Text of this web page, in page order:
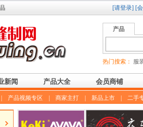
[请登录] [
产品
热门搜索： 服
新闻 产品大全 会员商铺
产品视频专区 商家主打 新品上市 二手